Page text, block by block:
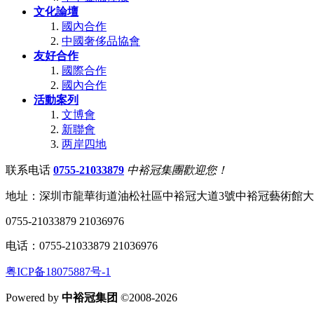
文化論壇
國內合作
中國奢侈品協會
友好合作
國際合作
國內合作
活動案列
文博會
新聯會
两岸四地
联系电话 0755-21033879 中裕冠集團歡迎您！
地址：深圳市龍華街道油松社區中裕冠大道3號中裕冠藝術館
0755-21033879 21036976
电话：0755-21033879 21036976
粤ICP备18075887号-1
Powered by 中裕冠集团 ©2008-2026